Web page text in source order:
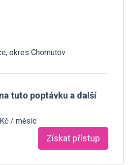
okres Chomutov
tuto poptávku a další
/ měsíc
Získat přístup